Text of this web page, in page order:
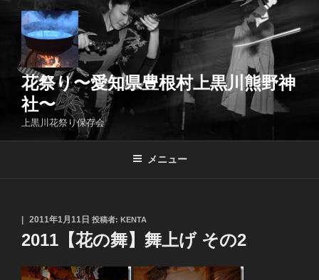
ッ
花祭り〜愛知県豊根村上黒川熊野神
社〜
上黒川花祭り保存会
メニュー
投
稿
日:
2011年1月11日 投稿者: KENTA
2011【花の舞】舞上げ その2